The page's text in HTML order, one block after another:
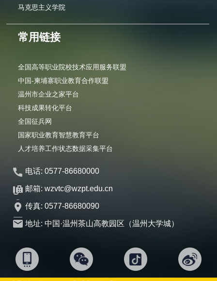
马克思主义学院
常用链接
全国高等职业院校技术应用服务联盟
中国-柬埔寨职业教育合作联盟
温州市企业之家平台
科技成果转化平台
全国征兵网
国家职业教育智慧教育平台
人才培养工作状态数据采集平台
电话: 0577-86680000
邮箱: wzvtc@wzpt.edu.cn
传真: 0577-86680090
地址: 中国·温州茶山高教园区（温州大学城）